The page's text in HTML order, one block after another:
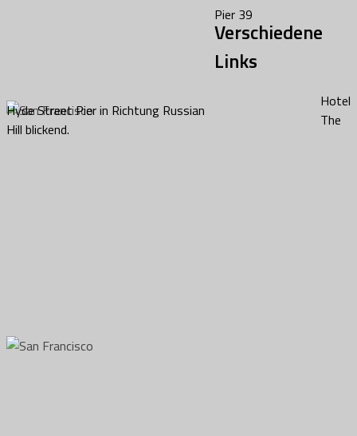
Hyde Street Pier in Richtung Russian
Hill blickend.
Pier 39
Verschiedene
Links
Hotel
The